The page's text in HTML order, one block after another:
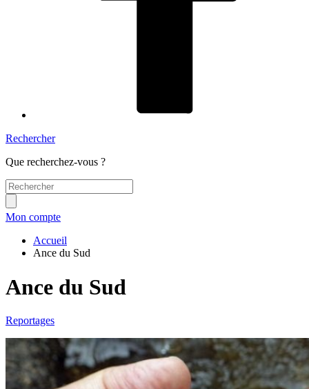
Rechercher
Que recherchez-vous ?
Mon compte
Accueil
Ance du Sud
Ance du Sud
Reportages